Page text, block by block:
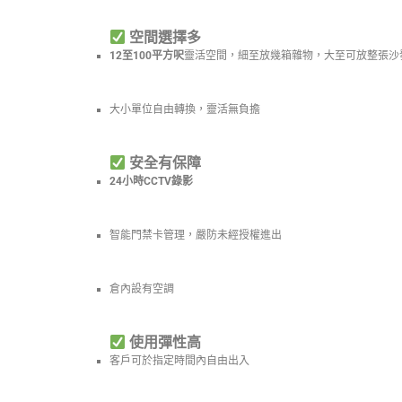
空間選擇多
12至100平方呎靈活空間，細至放幾箱雜物，大至可放整張沙
大小單位自由轉換，靈活無負擔
安全有保障
24小時CCTV錄影
智能門禁卡管理，嚴防未經授權進出
倉內設有空調
使用彈性高
客戶可於指定時間內自由出入